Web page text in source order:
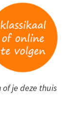
je deze thuis